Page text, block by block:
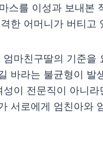
스를 이성과 보내본
한 어머니가 버티고
마친구딸의 기준
바라는 불균형이 발
이 전문직이 아니
서로에게 엄친아와